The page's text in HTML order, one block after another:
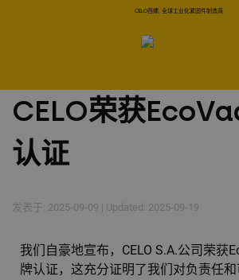
CELO西螺, 全球工业化紧固件制造商
CELO荣获
认证
发表于: 2025-09-09 | Updated: 2025-09-19
我们自豪地宣布，CELO S.A.公司荣获
牌认证，这充分证明了我们对负责任